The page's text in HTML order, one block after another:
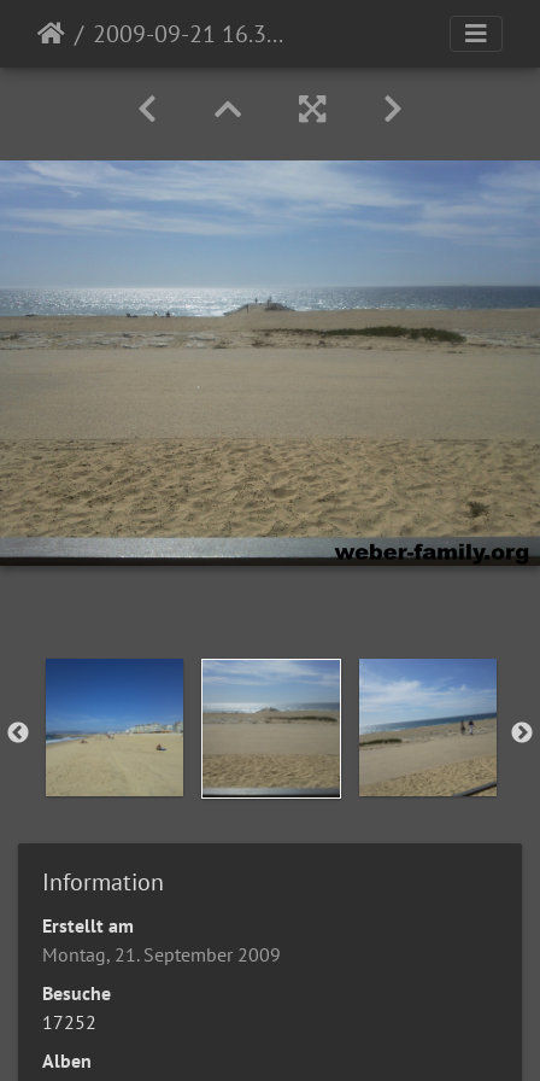
2009-09-21 16.30.12
Information
Erstellt am
Montag, 21. September 2009
Besuche
17252
Alben